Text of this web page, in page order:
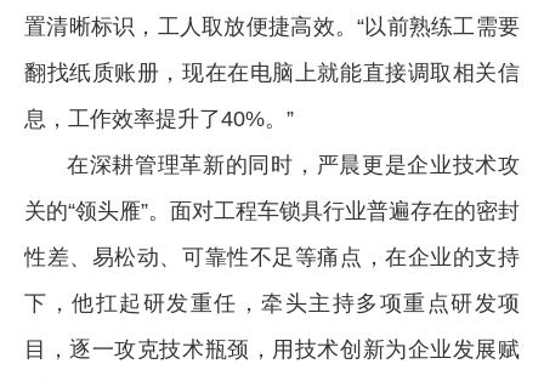
置清晰标识，工人取放便捷高效。“以前熟练工需要
翻找纸质账册，现在在电脑上就能直接调取相关信
息，工作效率提升了40%。”
在深耕管理革新的同时，严晨更是企业技术攻
关的“领头雁”。面对工程车锁具行业普遍存在的密封
性差、易松动、可靠性不足等痛点，在企业的支持
下，他扛起研发重任，牵头主持多项重点研发项
目，逐一攻克技术瓶颈，用技术创新为企业发展赋